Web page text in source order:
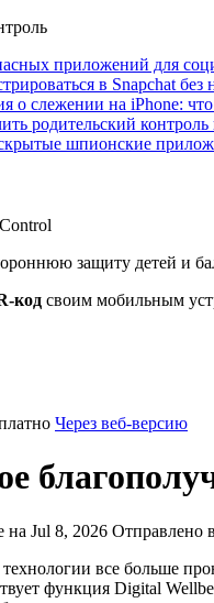
приложений для
в Snapchat без
о слежении на iPhone:
родительский
шпионские
защиту детей и
код своим мобильным
Через веб-версию
на Jul 8, 2026 Отправлено
все больше
функция Digital